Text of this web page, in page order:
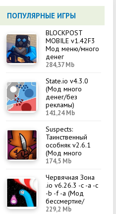
ПОПУЛЯРНЫЕ ИГРЫ
BLOCKPOST
MOBILE v1.42F3
Мод меню/много
денег
284,37 Mb
State.io v4.3.0
(Мод много
денег/без
рекламы)
141,24 Mb
Suspects:
Таинственный
особняк v2.6.1
(Мод много
денег/меню)
174,5 Mb
Червячная Зона
.io v6.26.3 -c -a -c
-b -f -a (Мод
бессмертие/
меню)
229,2 Mb